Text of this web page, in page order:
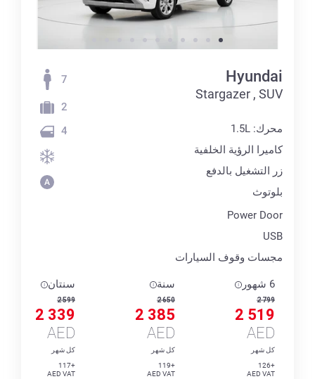
Hyundai
Stargazer , SUV
محرك: 1.5L
كاميرا الرؤية الخلفية
زر التشغيل بالدفع
بلوتوث
Power Door
USB
مجسات وقوف السيارات
7
2
4
6 شهور
2 799
2 519
AED
كل شهر
+126
AED VAT
سنة
2 650
2 385
AED
كل شهر
+119
AED VAT
سنتان
2 599
2 339
AED
كل شهر
+117
AED VAT